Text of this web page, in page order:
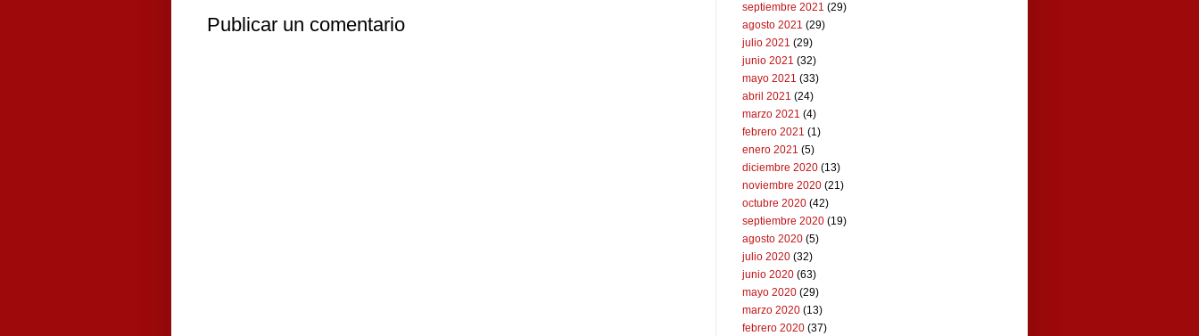
Publicar un comentario
septiembre 2021 (29)
agosto 2021 (29)
julio 2021 (29)
junio 2021 (32)
mayo 2021 (33)
abril 2021 (24)
marzo 2021 (4)
febrero 2021 (1)
enero 2021 (5)
diciembre 2020 (13)
noviembre 2020 (21)
octubre 2020 (42)
septiembre 2020 (19)
agosto 2020 (5)
julio 2020 (32)
junio 2020 (63)
mayo 2020 (29)
marzo 2020 (13)
febrero 2020 (37)